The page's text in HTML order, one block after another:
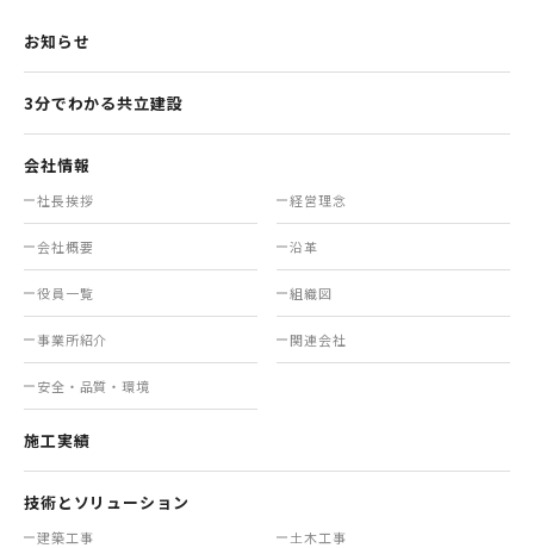
お知らせ
3分でわかる共立建設
会社情報
社長挨拶 経営理念
会社概要 沿革
役員一覧 組織図
事業所紹介 関連会社
安全・品質・環境
施工実績
技術とソリューション
建築工事 土木工事